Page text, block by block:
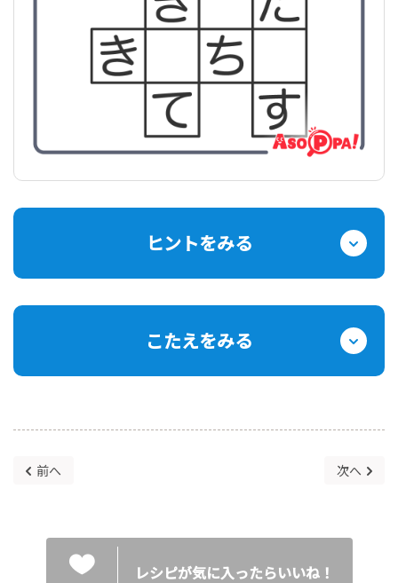
ヒントをみる
こたえをみる
前へ 次へ
レシピが気に入ったらいいね！